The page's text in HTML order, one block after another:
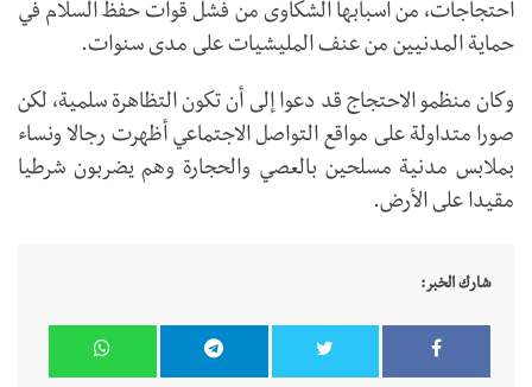
احتجاجات، من أسبابها الشكاوى من فشل قوات حفظ السلام في
حماية المدنيين من عنف المليشيات على مدى سنوات.
وكان منظمو الاحتجاج قد دعوا إلى أن تكون التظاهرة سلمية، لكن
صورا متداولة على مواقع التواصل الاجتماعي أظهرت رجالا ونساء
بملابس مدنية مسلحين بالعصي والحجارة وهم يضربون شرطيا
مقيدا على الأرض.
شارك الخبر: